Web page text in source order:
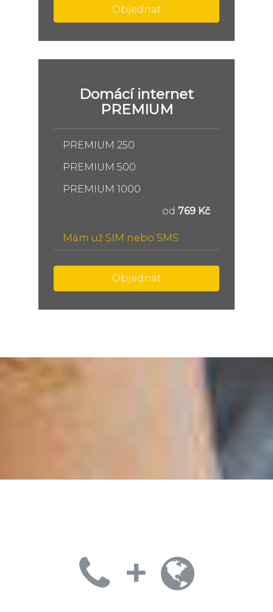
Objednat
Domácí internet
PREMIUM
PREMIUM 250
PREMIUM 500
PREMIUM 1000
od 769 Kč
Mám už SIM nebo SMS
Objednat
+